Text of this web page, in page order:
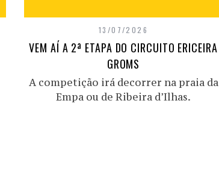
13/07/2026
VEM AÍ A 2ª ETAPA DO CIRCUITO ERICEIRA
GROMS
A competição irá decorrer na praia da
Empa ou de Ribeira d’Ilhas.